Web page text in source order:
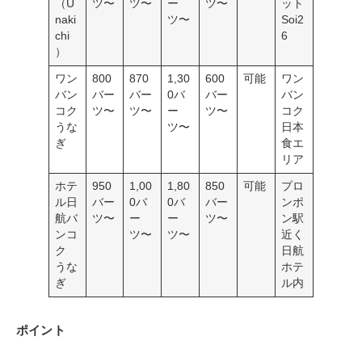
（U
naki
chi
）
ツ〜 ツ〜
ー
ツ〜
ツ〜
ット
Soi2
6
ワン
バン
コク
うな
ぎ
800
バー
ツ〜
870
バー
ツ〜
1,30
0バ
ー
ツ〜
600
バー
ツ〜
可能
ワン
バン
コク
日本
食エ
リア
ホテ
ル日
航バ
ンコ
ク
うな
ぎ
950
バー
ツ〜
1,00
0バ
ー
ツ〜
1,80
0バ
ー
ツ〜
850
バー
ツ〜
可能
プロ
ンポ
ン駅
近く
日航
ホテ
ル内
ポイント